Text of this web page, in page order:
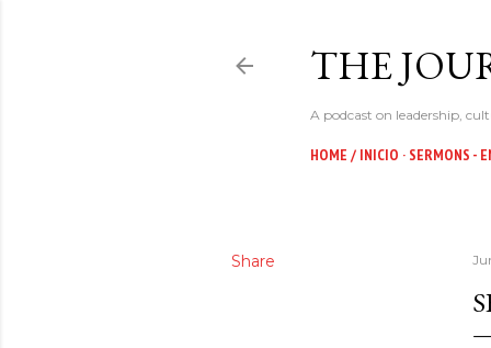
THE
A podcast on leadership,
HOME / INICIO SERMONS -
Share